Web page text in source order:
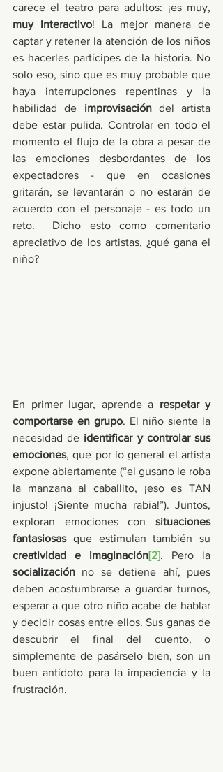
muy interactivo! La mejor manera de
captar y retener la atención de los niños
es hacerles partícipes de la historia. No
solo eso, sino que es muy probable que
haya interrupciones repentinas y la
habilidad de improvisación del artista
debe estar pulida. Controlar en todo el
momento el flujo de la obra a pesar de
las emociones desbordantes de los
expectadores - que en ocasiones
gritarán, se levantarán o no estarán de
acuerdo con el personaje - es todo un
reto.  Dicho esto como comentario
apreciativo de los artistas, ¿qué gana el
niño?
En primer lugar, aprende a respetar y
comportarse en grupo. El niño siente la
necesidad de identificar y controlar sus
emociones, que por lo general el artista
expone abiertamente (“el gusano le roba
la manzana al caballito, ¡eso es TAN
injusto! ¡Siente mucha rabia!”). Juntos,
exploran emociones con situaciones
fantasiosas
creatividad e imaginación[2]
socialización no se detiene ahí, pues
deben acostumbrarse a guardar turnos,
esperar a que otro niño acabe de hablar
y decidir cosas entre ellos. Sus ganas de
descubrir el final del cuento, o
simplemente de pasárselo bien, son un
buen antídoto para la impaciencia y la
frustración.